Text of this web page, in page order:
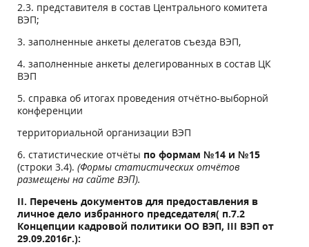
2.3. представителя в состав Центрального комитета
ВЭП;
3. заполненные анкеты делегатов съезда ВЭП,
4. заполненные анкеты делегированных в состав ЦК
ВЭП
5. справка об итогах проведения отчётно-выборной
конференции
территориальной организации ВЭП
6. статистические отчёты по формам №14 и №15
(строки 3.4). (Формы статистических отчётов
размещены на сайте ВЭП).
II. Перечень документов для предоставления в
личное дело избранного председателя( п.7.2
Концепции кадровой политики ОО ВЭП, III ВЭП от
29.09.2016г.):